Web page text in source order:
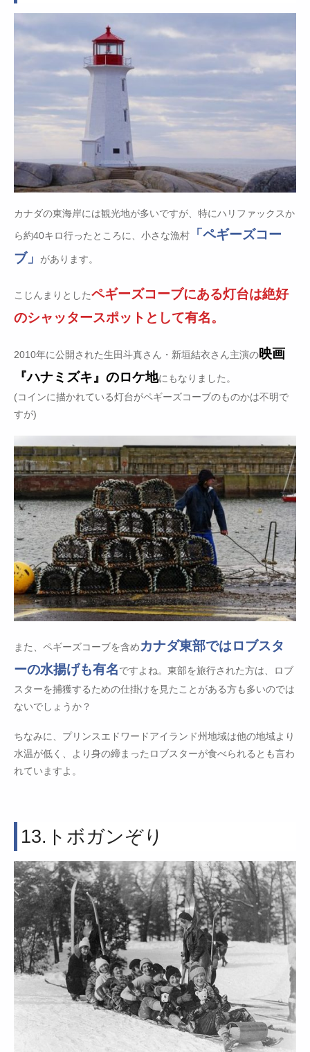
カナダの東海岸には観光地が多いですが、特にハリファックスか
ら約40キロ行ったところに、小さな漁村
「ペギーズコー
ブ」
があります。
こじんまりとしたペギーズコーブにある灯台は絶好
のシャッタースポットとして有名。
2010年に公開された生田斗真さん・新垣結衣さん主演の映画
『ハナミズキ』のロケ地にもなりました。
(コインに描かれている灯台がペギーズコーブのものかは不明で
すが)
また、ペギーズコーブを含めカナダ東部ではロブスタ
ーの水揚げも有名ですよね。東部を旅行された方は、ロブ
スターを捕獲するための仕掛けを見たことがある方も多いのでは
ないでしょうか？
ちなみに、プリンスエドワードアイランド州地域は他の地域より
水温が低く、より身の締まったロブスターが食べられるとも言わ
れていますよ。
13.トボガンぞり